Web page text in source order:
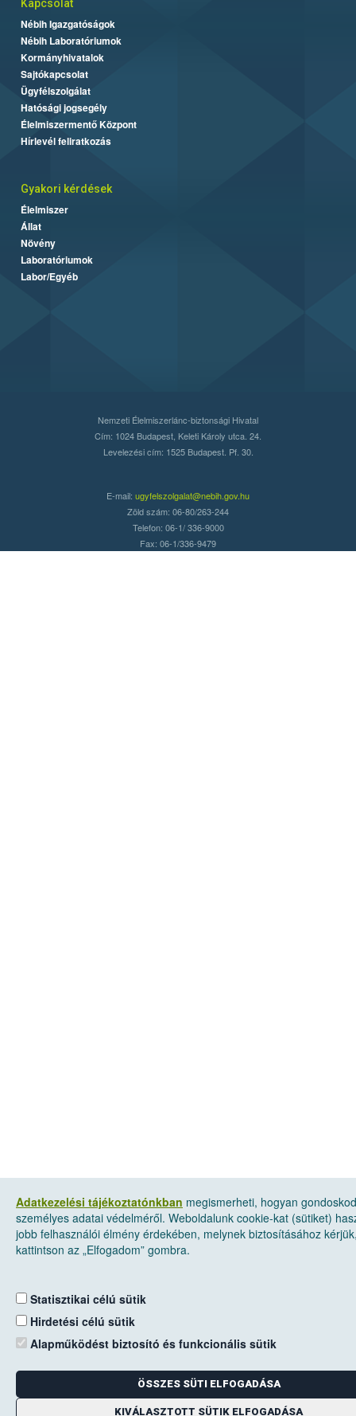
Adatkezelési tájékoztatónkban megismerheti, hogyan
személyes adatai védelméről. Weboldalunk cookie-kat (sütiket)
jobb felhasználói élmény érdekében, melynek biztosításához
kattintson az „Elfogadom” gombra.
Statisztikai célú sütik
Hirdetési célú sütik
Alapműködést biztosító és funkcionális sütik
ÖSSZES SÜTI ELFOGADÁSA
KIVÁLASZTOTT SÜTIK ELFOGADÁSA
Kapcsolat
Nébih Igazgatóságok
Nébih Laboratóriumok
Kormányhivatalok
Sajtókapcsolat
Ügyfélszolgálat
Hatósági jogsegély
Élelmiszermentő Központ
Hírlevél feliratkozás
Gyakori kérdések
Élelmiszer
Állat
Növény
Laboratóriumok
Labor/Egyéb
Nemzeti Élelmiszerlánc-biztonsági Hivatal
Cím: 1024 Budapest, Keleti Károly utca. 24.
Levelezési cím: 1525 Budapest. Pf. 30.
E-mail: ugyfelszolgalat@nebih.gov.hu
Zöld szám: 06-80/263-244
Telefon: 06-1/ 336-9000
Fax: 06-1/336-9479